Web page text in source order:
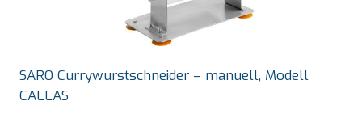
SARO Currywurstschneider – manuell, Modell
CALLAS